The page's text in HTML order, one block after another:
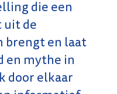
die een
uit de
brengt en laat
en mythe in
door elkaar